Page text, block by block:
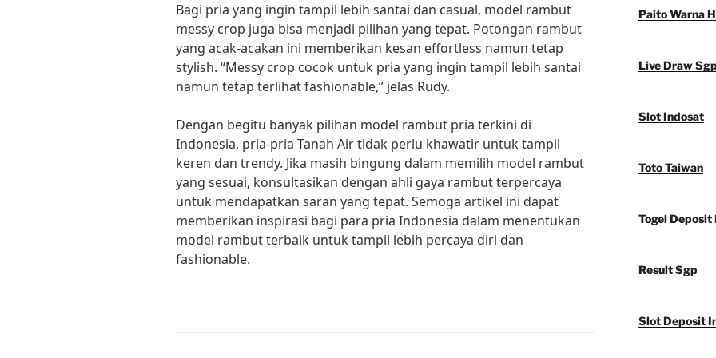
Bagi pria yang ingin tampil lebih santai dan casual, model rambut
messy crop juga bisa menjadi pilihan yang tepat. Potongan rambut
yang acak-acakan ini memberikan kesan effortless namun tetap
stylish. “Messy crop cocok untuk pria yang ingin tampil lebih santai
namun tetap terlihat fashionable,” jelas Rudy.
Dengan begitu banyak pilihan model rambut pria terkini di
Indonesia, pria-pria Tanah Air tidak perlu khawatir untuk tampil
keren dan trendy. Jika masih bingung dalam memilih model rambut
yang sesuai, konsultasikan dengan ahli gaya rambut terpercaya
untuk mendapatkan saran yang tepat. Semoga artikel ini dapat
memberikan inspirasi bagi para pria Indonesia dalam menentukan
model rambut terbaik untuk tampil lebih percaya diri dan
fashionable.
Paito Warna
Live Draw
Slot Indosat
Toto Taiwan
Togel Deposit
Result Sgp
Slot Deposit